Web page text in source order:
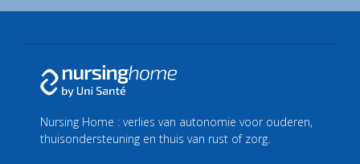
Nursing Home : verlies van autonomie voor ouderen,
thuisondersteuning en thuis van rust of zorg.